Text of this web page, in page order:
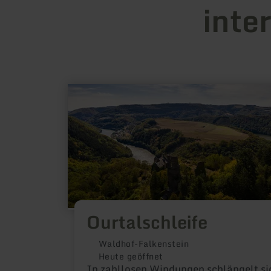
Ourtalschleife
Waldhof-Falkenstein
Heute geöffnet
zu:
Ourtalschleife